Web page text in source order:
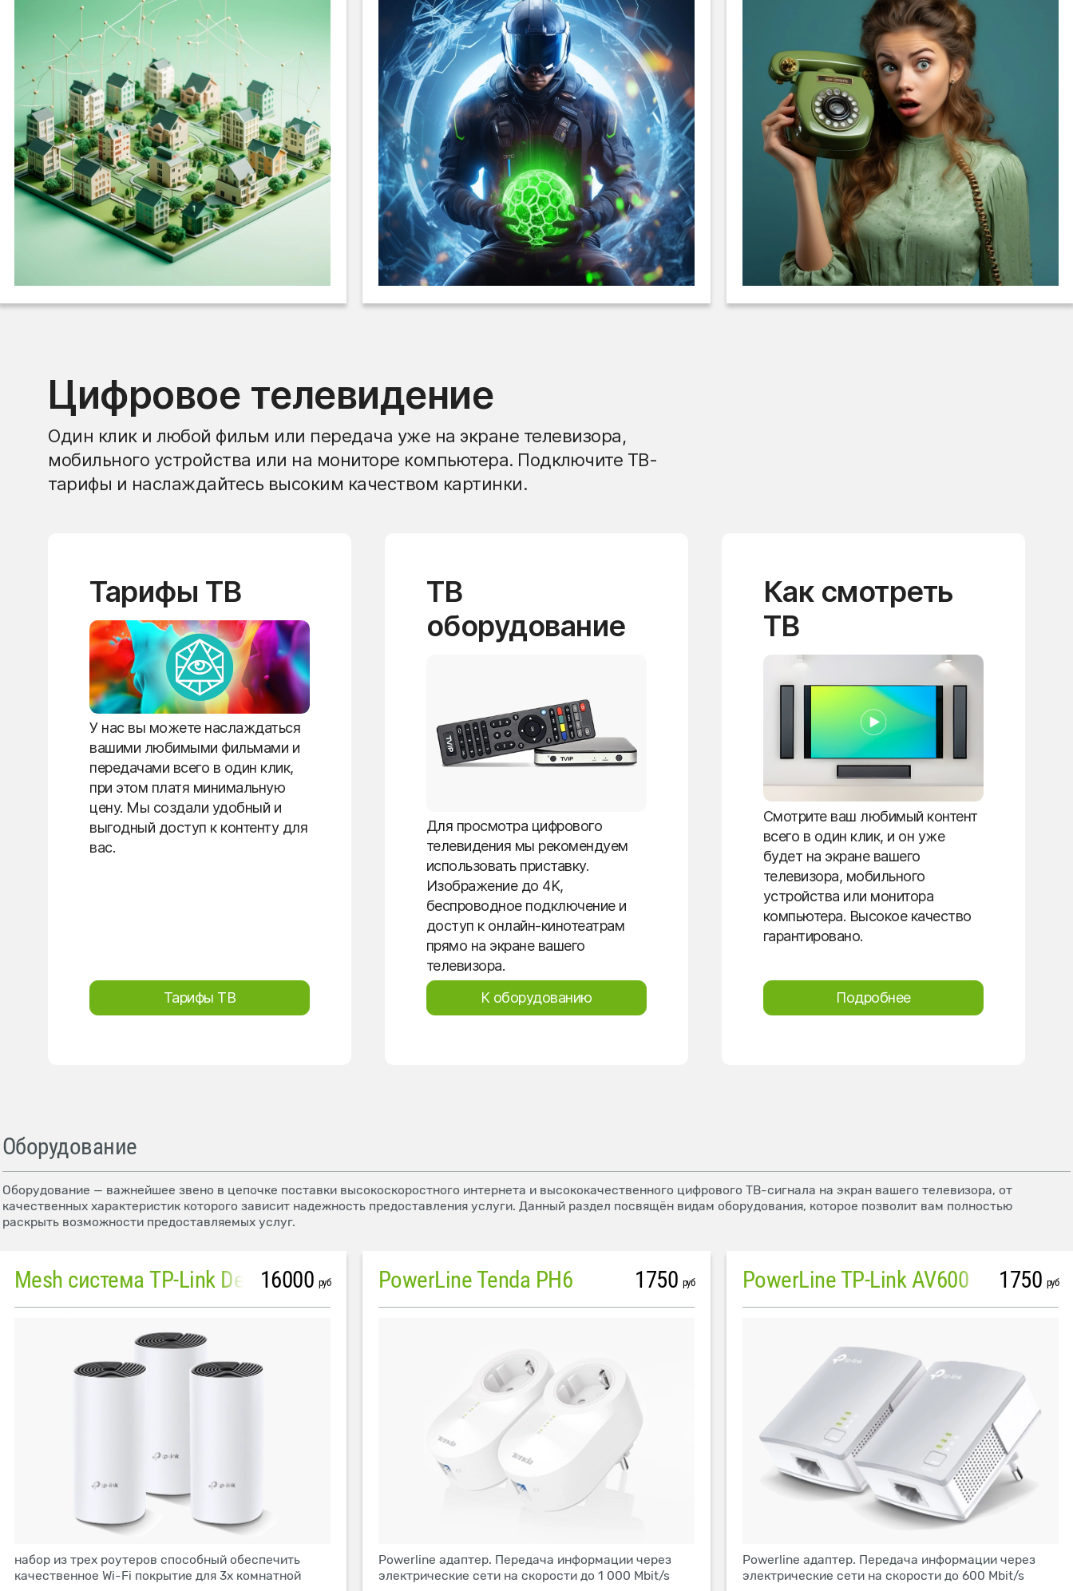
Цифровое телевидение
Один клик и любой фильм или передача уже на экране телевизора,
мобильного устройства или на мониторе компьютера. Подключите ТВ-
тарифы и наслаждайтесь высоким качеством картинки.
Тарифы ТВ
У нас вы можете наслаждаться
вашими любимыми фильмами и
передачами всего в один клик,
при этом платя минимальную
цену. Мы создали удобный и
выгодный доступ к контенту для
вас.
Тарифы ТВ
ТВ
оборудование
Для просмотра цифрового
телевидения мы рекомендуем
использовать приставку.
Изображение до 4K,
беспроводное подключение и
доступ к онлайн-кинотеатрам
прямо на экране вашего
телевизора.
К оборудованию
Как смотреть
ТВ
Смотрите ваш любимый контент
всего в один клик, и он уже
будет на экране вашего
телевизора, мобильного
устройства или монитора
компьютера. Высокое качество
гарантировано.
Подробнее
Оборудование
Оборудование — важнейшее звено в цепочке поставки высокоскоростного интернета и высококачественного цифрового ТВ-сигнала на экран вашего телевизора, от
качественных характеристик которого зависит надежность предоставления услуги. Данный раздел посвящён видам оборудования, которое позволит вам полностью
раскрыть возможности предоставляемых услуг.
Mesh система TP-Link Deco M4 (3 устройства)
16000 руб
набор из трех роутеров способный обеспечить
качественное Wi-Fi покрытие для 3х комнатной
PowerLine Tenda PH6 1750 руб
Powerline адаптер. Передача информации через
электрические сети на скорости до 1 000 Mbit/s
PowerLine TP-Link AV600 1750 руб
Powerline адаптер. Передача информации через
электрические сети на скорости до 600 Mbit/s